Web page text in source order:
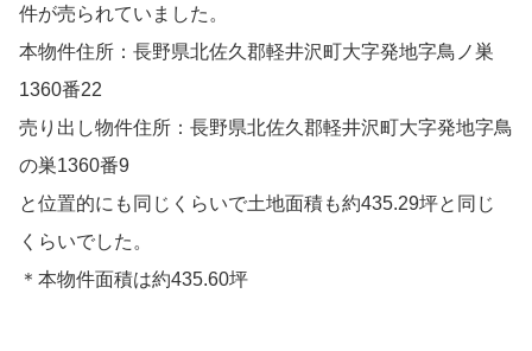
件が売られていました。
本物件住所：長野県北佐久郡軽井沢町大字発地字鳥ノ巣
1360番22
売り出し物件住所：長野県北佐久郡軽井沢町大字発地字鳥
の巣1360番9
と位置的にも同じくらいで土地面積も約435.29坪と同じ
くらいでした。
＊本物件面積は約435.60坪